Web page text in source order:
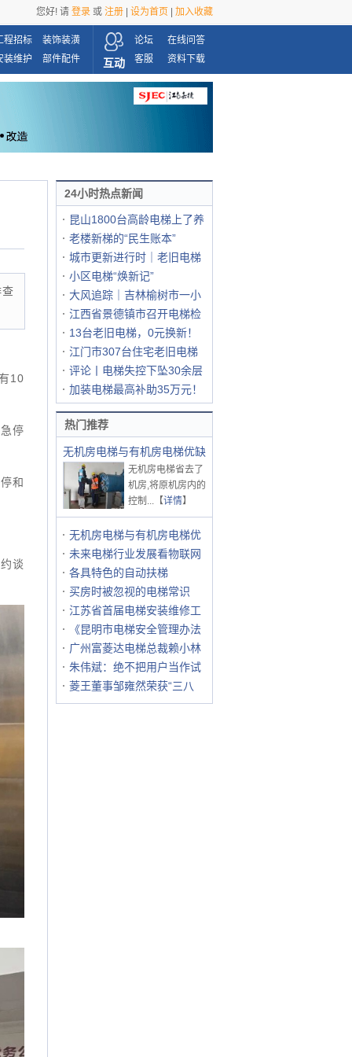
您好! 请 登录 或 注册 设为首页 加入收藏
程招标
装饰装潢
装维护
部件配件 互动
论坛
在线问答
客服
资料下载
10
停
和
谈
24小时热点新闻
昆山1800台高龄电梯上了养
老楼新梯的“民生账本”
城市更新进行时｜老旧电梯
小区电梯“焕新记”
大风追踪｜吉林榆树市一小
江西省景德镇市召开电梯检
13台老旧电梯，0元换新！
江门市307台住宅老旧电梯
评论丨电梯失控下坠30余层
加装电梯最高补助35万元！
热门推荐
无机房电梯与有机房电梯优缺
无机房电梯省去了
机房,将原机房内的
控制...【详情】
无机房电梯与有机房电梯优
未来电梯行业发展看物联网
各具特色的自动扶梯
买房时被忽视的电梯常识
江苏省首届电梯安装维修工
《昆明市电梯安全管理办法
广州富菱达电梯总裁赖小林
朱伟斌：绝不把用户当作试
菱王董事邹雍然荣获“三八